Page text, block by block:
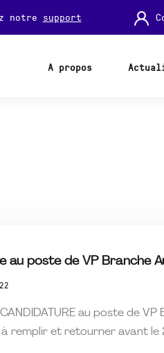
notre support
A propos
au poste de VP Branche
CANDIDATURE au poste de
remplir et retourner avant le